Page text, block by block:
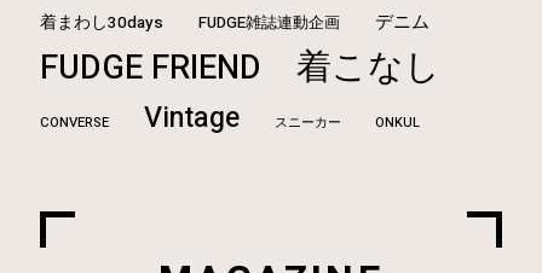
着まわし30days FUDGE雑誌連動企画 デニム
FUDGE FRIEND 着こなし
CONVERSE Vintage スニーカー ONKUL